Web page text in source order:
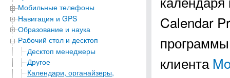
Мобильные телефоны
Навигация и GPS
Образование и наука
Рабочий стол и десктоп
Десктоп менеджеры
Другое
Календари, органайзеры,
Calendar
клиента